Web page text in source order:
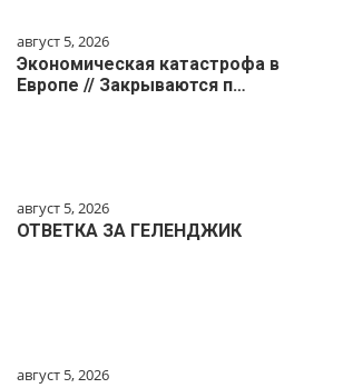
август 5, 2026
Экономическая катастрофа в
Европе // Закрываются п…
август 5, 2026
ОТВЕТКА ЗА ГЕЛЕНДЖИК
август 5, 2026